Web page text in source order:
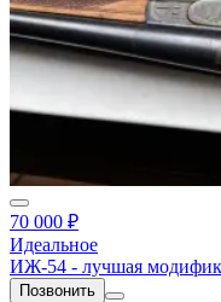
70 000 ₽
Идеальное
ИЖ-54 - лучшая
Позвонить